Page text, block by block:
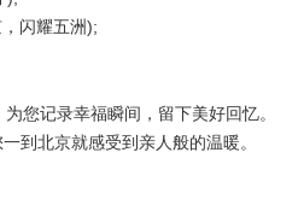
闪耀五洲);
您记录幸福瞬间，留下美好回忆。
到北京就感受到亲人般的温暖。